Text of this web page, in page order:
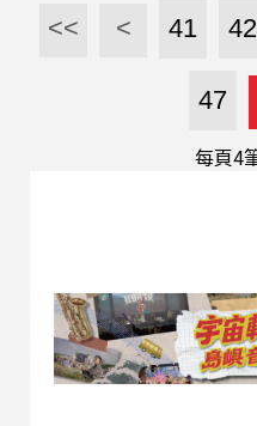
年後更擴展實驗，嘗
合；例如優劇場、無
國家交響樂團…等之合
蘭、法國及美國紐約…
雙方面深耕：教育方
獎、2015年獲文化部
管音樂」保存者(人間
獎出版類特別獎，2022
很高興訪問邱火榮大師
<< < 41 42
47
每頁4